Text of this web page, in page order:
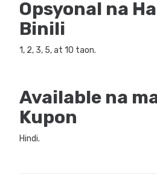
Opsyonal na
Binili
1, 2, 3, 5, at 10 taon.
Available na
Kupon
Hindi.